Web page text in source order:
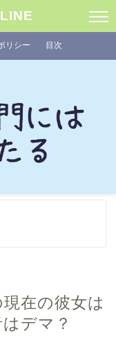
リシー 目次
在の彼女は
デマ？